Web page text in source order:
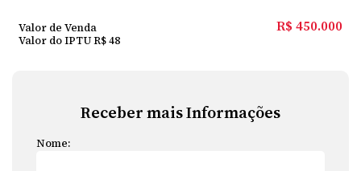
R$ 450.000
Valor de Venda
Valor do IPTUR$48
Receber mais Informações
Nome: